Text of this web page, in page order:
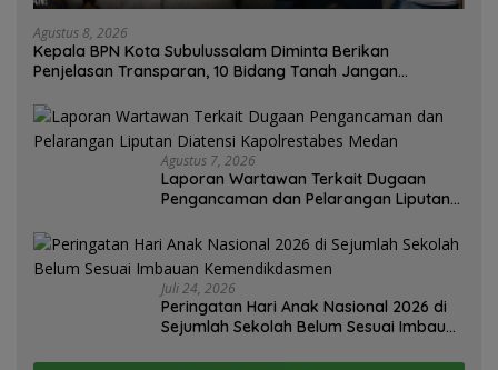
Agustus 8, 2026
Kepala BPN Kota Subulussalam Diminta Berikan
Penjelasan Transparan, 10 Bidang Tanah Jangan
Agustus 7, 2026
Laporan Wartawan Terkait Dugaan
Pengancaman dan Pelarangan Liputan
Juli 24, 2026
Peringatan Hari Anak Nasional 2026 di
Sejumlah Sekolah Belum Sesuai Imbauan